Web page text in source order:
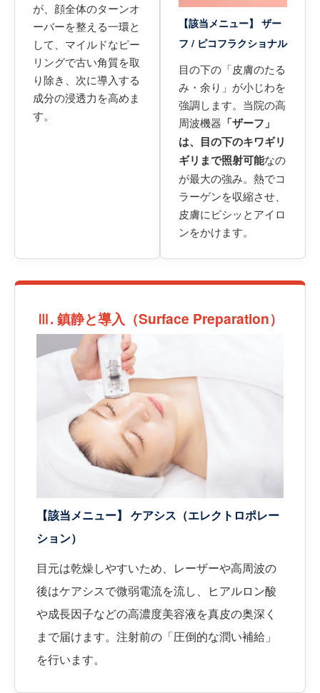
が、顔全体のターンオ
ーバーを整える一環と
して、マイルドなピー
リングで古い角質を取
り除き、次に導入する
成分の浸透力を高めま
す。
【該当メニュー】 ザー
フ / ピコフラクショナル
目の下の「皮膚のたる
み・余り」が小じわを
強調します。当院の高
周波機器 「ザーフ」
は、目の下のキワギリ
ギリまで照射可能なの
が最大の強み。熱でコ
ラーゲンを収縮させ、
皮膚にピシッとアイロ
ンをかけます。
Ⅲ. 鎮静と導入（Surface Preparation）
【該当メニュー】 ケアシス（エレクトロポレー
ション）
目元は乾燥しやすいため、レーザーや高周波の
後はケアシスで微弱電流を流し、ヒアルロン酸
や成長因子などの高濃度美容液を真皮の奥深く
まで届けます。注射前の「圧倒的な潤い補給」
を行います。